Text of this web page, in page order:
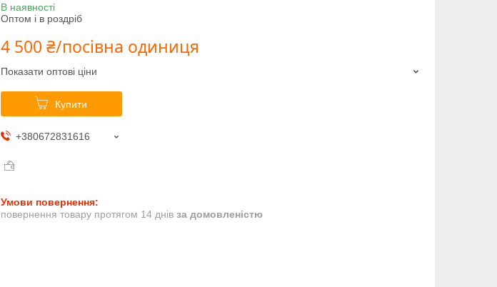
В наявності
Оптом і в роздріб
4 500 ₴/посівна одиниця
Показати оптові ціни
Купити
+380672831616
повернення товару протягом 14 днів за домовленістю